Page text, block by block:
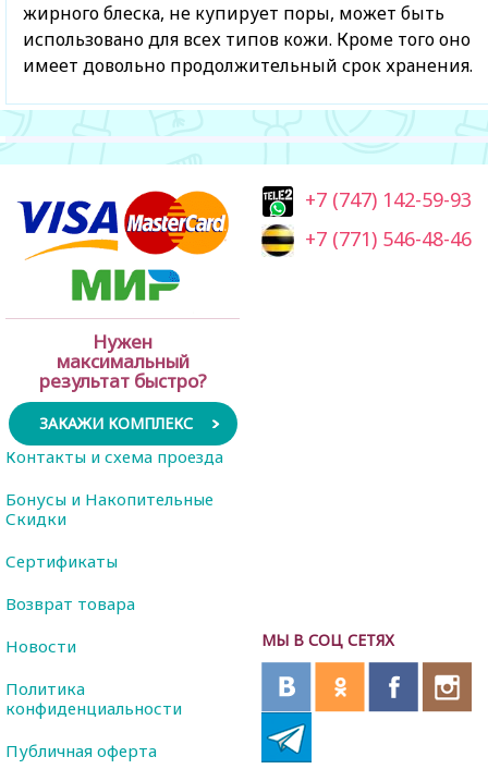
жирного блеска, не купирует поры, может быть
использовано для всех типов кожи. Кроме того оно
имеет довольно продолжительный срок хранения.
Нужен
максимальный
результат быстро?
ЗАКАЖИ КОМПЛЕКС
+7 (747) 142-59-93
+7 (771) 546-48-46
МЫ В СОЦ СЕТЯХ
Контакты и схема проезда
Бонусы и Накопительные
Скидки
Сертификаты
Возврат товара
Новости
Политика
конфиденциальности
Публичная оферта